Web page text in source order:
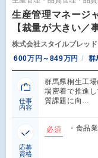
生産管理マネージ
【裁量が大きい／
株式会社スタイルブレッド
600万円～849万円
群
仕事
内容
群馬県桐生工
場密着で推進
質課題に向…
応募
資格
必須 ・食品